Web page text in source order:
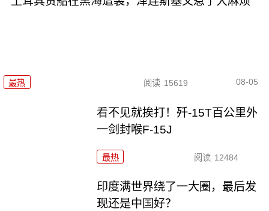
最热 阅读 15619 08-05
看不见就挨打！歼-15T百公里外
一剑封喉F-15J
最热 阅读 12484
印度满世界绕了一大圈，最后发
现还是中国好？